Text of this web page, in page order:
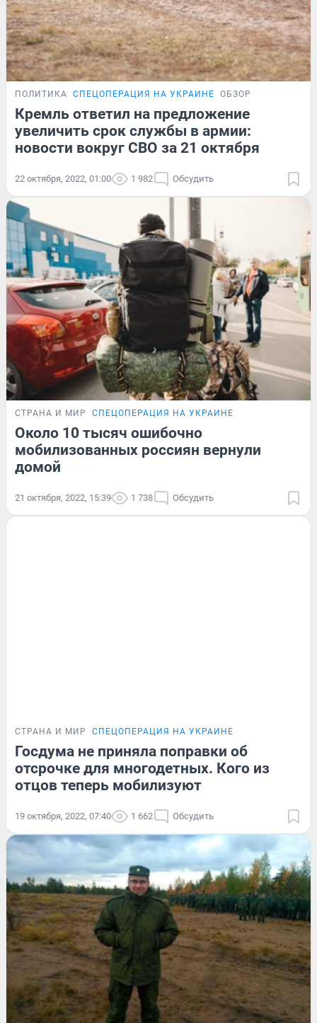
ПОЛИТИКА СПЕЦОПЕРАЦИЯ НА УКРАИНЕ ОБЗОР
Кремль ответил на предложение
увеличить срок службы в армии:
новости вокруг СВО за 21 октября
22 октября, 2022, 01:00 1 982 Обсудить
СТРАНА И МИР СПЕЦОПЕРАЦИЯ НА УКРАИНЕ
Около 10 тысяч ошибочно
мобилизованных россиян вернули
домой
21 октября, 2022, 15:39 1 738 Обсудить
СТРАНА И МИР СПЕЦОПЕРАЦИЯ НА УКРАИНЕ
Госдума не приняла поправки об
отсрочке для многодетных. Кого из
отцов теперь мобилизуют
19 октября, 2022, 07:40 1 662 Обсудить